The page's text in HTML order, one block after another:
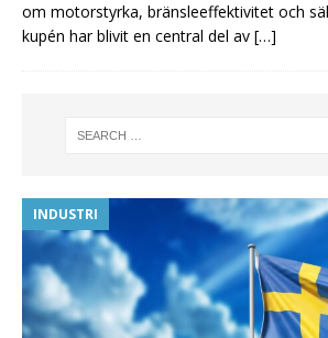
om motorstyrka, bränsleeffektivitet och
kupén har blivit en central del av […]
INDUSTRI